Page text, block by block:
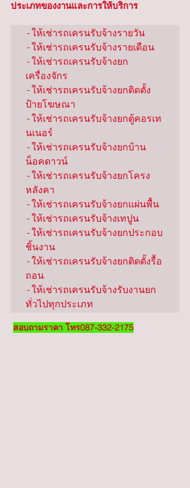
ประเภทของงานและการให้บริการ
-ให้เช่ารถเครนรับจ้างรายวัน
-ให้เช่ารถเครนรับจ้างรายเดือน
-ให้เช่ารถเครนรับจ้างยก
เครื่องจักร
-ให้เช่ารถเครนรับจ้างยกติดตั้ง
ป้ายโฆษณา
-ให้เช่ารถเครนรับจ้างยกตู้คอรเท
นเนอร์
-ให้เช่ารถเครนรับจ้างยกบ้าน
น็อคดาวน์
-ให้เช่ารถเครนรับจ้างยกโครง
หลังคา
-ให้เช่ารถเครนรับจ้างยกแผ่นพื้น
-ให้เช่ารถเครนรับจ้างเทปูน
-ให้เช่ารถเครนรับจ้างยกประกอบ
ชิ้นงาน
-ให้เช่ารถเครนรับจ้างยกติดตั้งรื้อ
ถอน
-ให้เช่ารถเครนรับจ้างรับงานยก
ทั่วไปทุกประเภท
สอบถามราคา โทร087-332-2175